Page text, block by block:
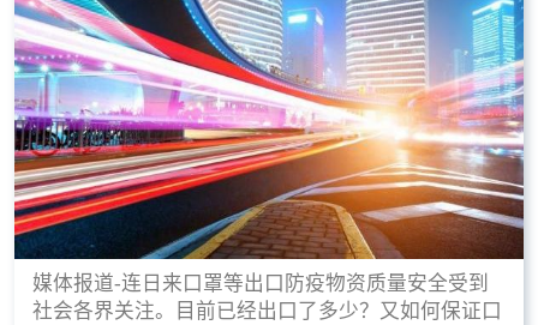
媒体报道-连日来口罩等出口防疫物资质量安全受到
社会各界关注。目前已经出口了多少？又如何保证口